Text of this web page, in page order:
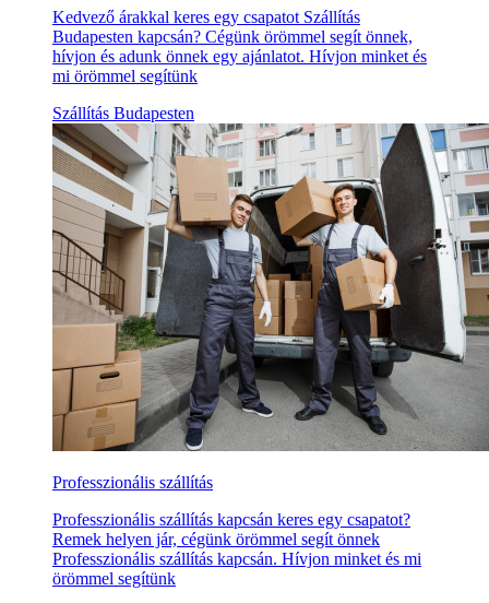
Kedvező árakkal keres egy csapatot Szállítás
Budapesten kapcsán? Cégünk örömmel segít önnek,
hívjon és adunk önnek egy ajánlatot. Hívjon minket és
mi örömmel segítünk
Szállítás Budapesten
Professzionális szállítás
Professzionális szállítás kapcsán keres egy csapatot?
Remek helyen jár, cégünk örömmel segít önnek
Professzionális szállítás kapcsán. Hívjon minket és mi
örömmel segítünk